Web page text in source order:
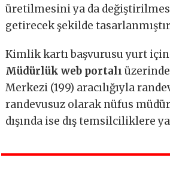
üretilmesini ya da
getirecek şekilde
Kimlik kartı başvurusu yurt
Müdürlük web portalı
Merkezi (199) aracılığıyla
randevusuz olarak nüfus
dışında ise dış temsilciliklere